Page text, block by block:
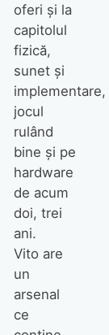
oferi şi la
capitolul
fizică,
sunet şi
implementare,
jocul
rulând
bine şi pe
hardware
de acum
doi, trei
ani.
Vito are
un
arsenal
ce